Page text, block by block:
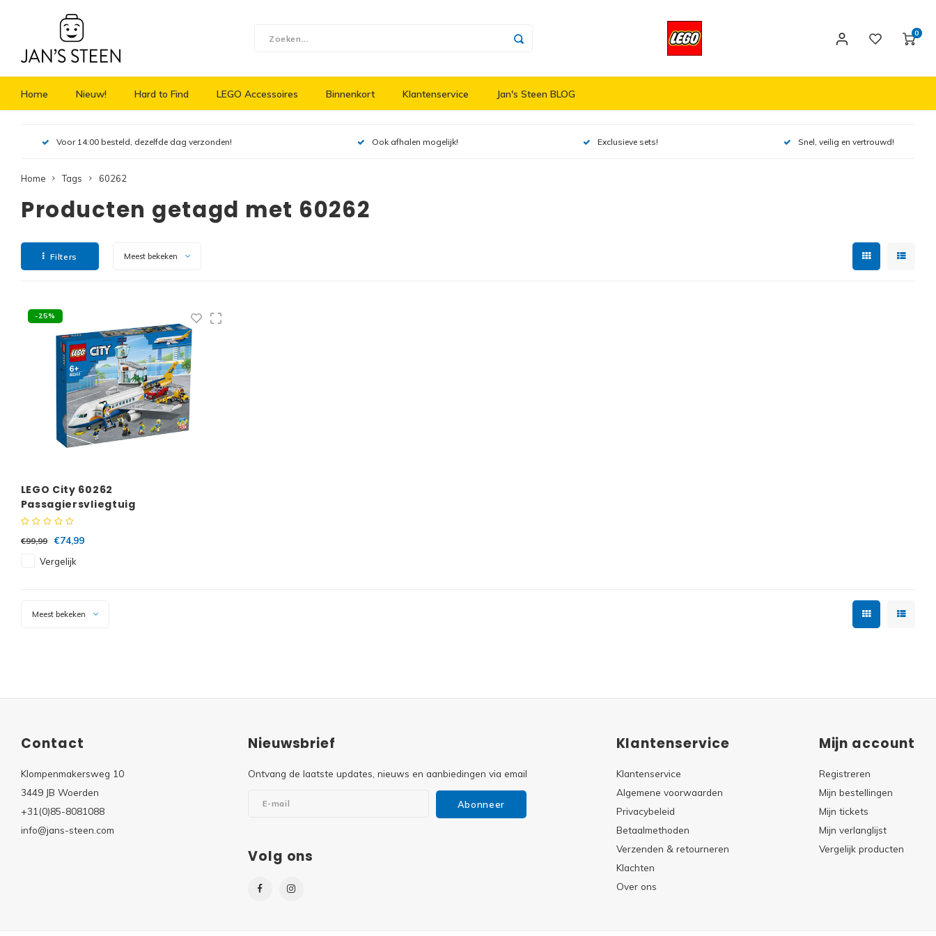
0
Home Nieuw! Hard to Find LEGO Accessoires Binnenkort Klantenservice Jan's Steen BLOG
Voor 14:00 besteld, dezelfde dag verzonden! Ook afhalen mogelijk! Exclusieve sets! Snel, veilig en vertrouwd!
Home Tags 60262
Producten getagd met 60262
Filters Meest bekeken
-25%
LEGO City 60262
Passagiersvliegtuig
€99,99
€74,99
Vergelijk
Meest bekeken
Contact
Klompenmakersweg 10
3449 JB Woerden
+31(0)85-8081088
info@jans-steen.com
Nieuwsbrief
Ontvang de laatste updates, nieuws en aanbiedingen via email
Abonneer
Volg ons
Klantenservice
Klantenservice
Algemene voorwaarden
Privacybeleid
Betaalmethoden
Verzenden & retourneren
Klachten
Over ons
Mijn account
Registreren
Mijn bestellingen
Mijn tickets
Mijn verlanglijst
Vergelijk producten